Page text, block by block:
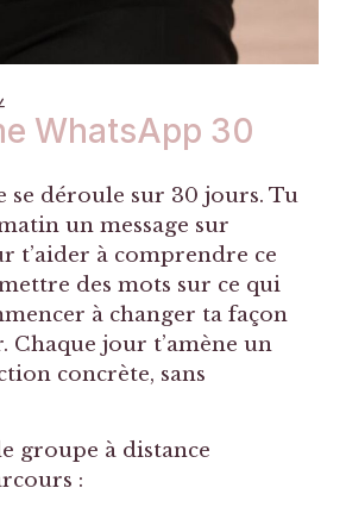
WhatsApp 30
se déroule sur 30 jours. Tu
un message sur
t’aider à comprendre ce
des mots sur ce qui
à changer ta façon
Chaque jour t’amène un
concrète, sans
groupe à distance
: